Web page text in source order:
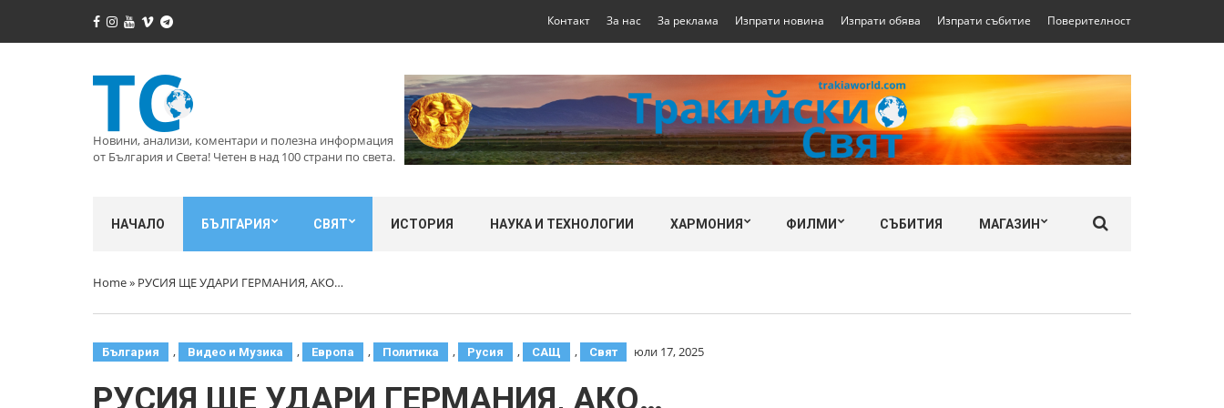
Контакт За нас За реклама Изпрати новина Изпрати обява Изпрати събитие Поверителност
Новини, анализи, коментари и полезна информация
от България и Света! Четен в над 100 страни по света.
НАЧАЛО БЪЛГАРИЯ СВЯТ ИСТОРИЯ НАУКА И ТЕХНОЛОГИИ ХАРМОНИЯ ФИЛМИ СЪБИТИЯ МАГАЗИН
Home» РУСИЯ ЩЕ УДАРИ ГЕРМАНИЯ, АКО…
България , Видео и Музика , Европа , Политика , Русия , САЩ , Свят юли 17, 2025
РУСИЯ ЩЕ УДАРИ ГЕРМАНИЯ, АКО…